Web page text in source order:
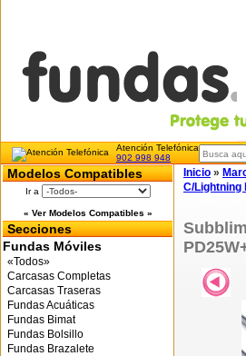
Atención Telefónica
902 998 948
Modelos Compatibles
Ir a
« Ver Modelos Compatibles »
Secciones
Fundas Móviles
«Todos»
Carcasas Completas
Carcasas Traseras
Fundas Acuáticas
Fundas Bimat
Fundas Bolsillo
Fundas Brazalete
Inicio »
C/Lightning